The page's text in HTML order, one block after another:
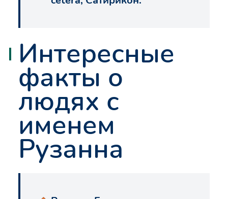
Интересные
факты о
людях с
именем
Рузанна